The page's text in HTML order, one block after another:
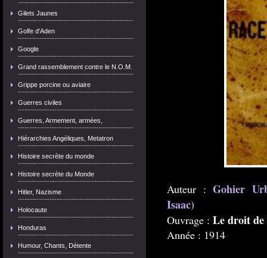
Gilets Jaunes
Golfe d'Aden
Google
Grand rassemblement contre le N.O.M.
Grippe porcine ou aviaire
Guerres civiles
Guerres, Armement, armées,
Hiérarchies Angéliques, Metatron
Histoire secrète du monde
Histoire secrète du Monde
Hitler, Nazisme
Holocaute
Honduras
Humour, Chants, Détente
Auteur :Gohier
Isaac)
Ouvrage : Le droit de
Année : 1914